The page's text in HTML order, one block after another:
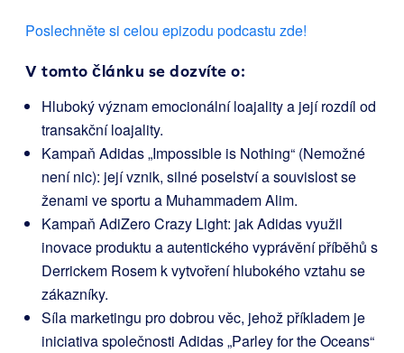
Poslechněte si celou epizodu podcastu zde!
V tomto článku se dozvíte o:
Hluboký význam emocionální loajality a její rozdíl od
transakční loajality.
Kampaň Adidas „Impossible is Nothing“ (Nemožné
není nic): její vznik, silné poselství a souvislost se
ženami ve sportu a Muhammadem Alim.
Kampaň AdiZero Crazy Light: jak Adidas využil
inovace produktu a autentického vyprávění příběhů s
Derrickem Rosem k vytvoření hlubokého vztahu se
zákazníky.
Síla marketingu pro dobrou věc, jehož příkladem je
iniciativa společnosti Adidas „Parley for the Oceans“